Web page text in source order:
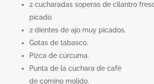
2 cucharadas soperas de cilantro
picado.
2 dientes de ajo muy picados.
Gotas de tabasco.
Pizca de cúrcuma.
Punta de la cuchara de café
de comino molido.